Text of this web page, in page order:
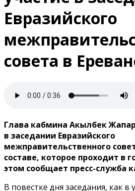
Евразийского
совета в
Глава кабмина Акылбек
в заседании Евразийского
межправительственного
составе, которое проходит в
этом сообщает пресс-служба
В повестке дня заседания, как в